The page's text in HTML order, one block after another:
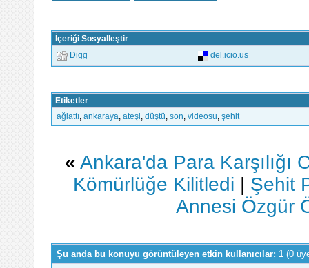
İçeriği Sosyalleştir
Digg del.icio.us
Etiketler
ağlattı ankaraya ateşi düştü son videosu şehit
« Ankara'da Para
Kömürlüğe Kilitledi | Şehit
Annesi Özgür
Şu anda bu konuyu görüntüleyen etkin kullanıcılar: 1 (0